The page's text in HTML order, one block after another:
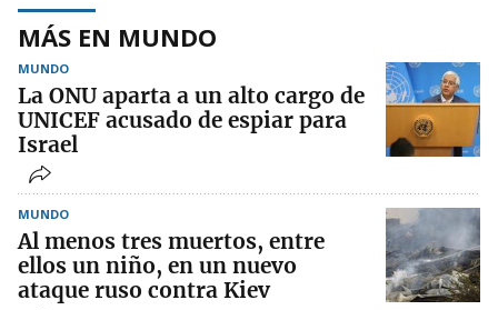
MÁS EN MUNDO
MUNDO
La ONU aparta a un alto cargo de
UNICEF acusado de espiar para
Israel
MUNDO
Al menos tres muertos, entre
ellos un niño, en un nuevo
ataque ruso contra Kiev